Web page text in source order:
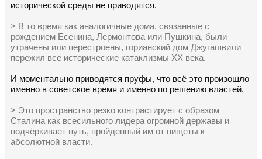
исторической среды не приводятся.
> В то время как аналогичные дома, связанные с
рождением Есенина, Лермонтова или Пушкина, были
утрачены или перестроены, горианский дом Джугашвили
пережил все исторические катаклизмы XX века.
И моментально приводятся пруфы, что всё это произошло
именно в советское время и именно по решению властей.
> Это пространство резко контрастирует с образом
Сталина как всесильного лидера огромной державы и
подчёркивает путь, пройденный им от нищеты к
абсолютной власти.